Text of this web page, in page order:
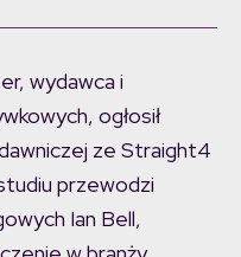
wydawca i
ogłosił
ze Straight4
przewodzi
Ian Bell,